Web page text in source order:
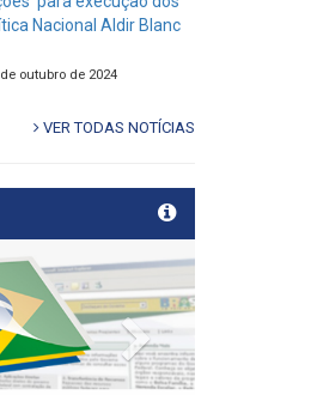
Nacional Aldir Blanc
outubro de 2024
VER TODAS NOTÍCIAS
Next